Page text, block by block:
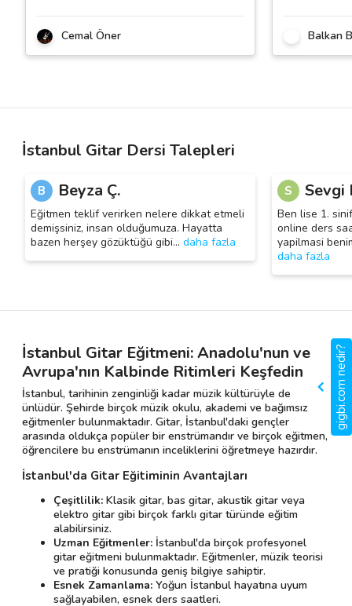
Cemal Öner Balkan
İstanbul Gitar Dersi Talepleri
B Beyza Ç.
Eğitmen teklif verirken nelere dikkat etmeli
demişsiniz, insan olduğumuza. Hayatta
bazen herşey gözüktüğü gibi… daha fazla
S Sevgi
Ben lise 1.
online ders
yapilmasi
daha fazla
İstanbul Gitar Eğitmeni: Anadolu'nun ve
Avrupa'nın Kalbinde Ritimleri Keşfedin
İstanbul, tarihinin zenginliği kadar müzik kültürüyle de
ünlüdür. Şehirde birçok müzik okulu, akademi ve bağımsız
eğitmenler bulunmaktadır. Gitar, İstanbul'daki gençler
arasında oldukça popüler bir enstrümandır ve birçok eğitmen,
öğrencilere bu enstrümanın inceliklerini öğretmeye hazırdır.
İstanbul'da Gitar Eğitiminin Avantajları
Çeşitlilik: Klasik gitar, bas gitar, akustik gitar veya
elektro gitar gibi birçok farklı gitar türünde eğitim
alabilirsiniz.
Uzman Eğitmenler: İstanbul'da birçok profesyonel
gitar eğitmeni bulunmaktadır. Eğitmenler, müzik teorisi
ve pratiği konusunda geniş bilgiye sahiptir.
Esnek Zamanlama: Yoğun İstanbul hayatına uyum
sağlayabilen, esnek ders saatleri.
gigbi.com nedir?